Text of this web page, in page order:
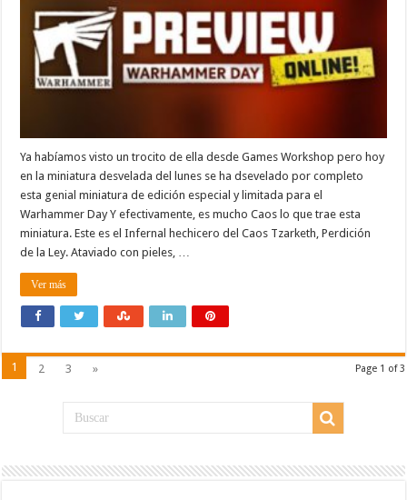
Ya habíamos visto un trocito de ella desde Games Workshop pero hoy
en la miniatura desvelada del lunes se ha dsevelado por completo
esta genial miniatura de edición especial y limitada para el
Warhammer Day Y efectivamente, es mucho Caos lo que trae esta
miniatura. Este es el Infernal hechicero del Caos Tzarketh, Perdición
de la Ley. Ataviado con pieles, …
Ver más
Page 1 of 3
1 2 3 »